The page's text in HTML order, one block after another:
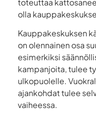
toteuttaa
olla
Kauppakeskuksen
on olennainen osa
esimerkiksi
kampanjoita, tulee
ulkopuolelle.
ajankohdat tulee
vaiheessa.